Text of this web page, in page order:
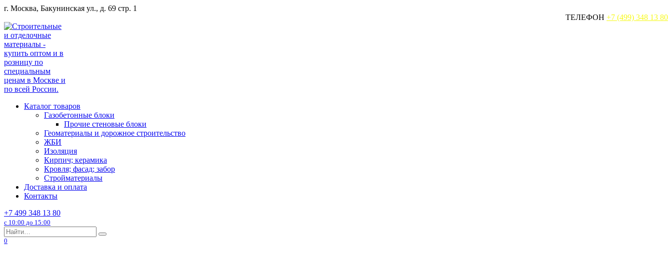
Перейти
содержанию
г. Москва, Бакунинская ул., д. 69 стр. 1
ТЕЛЕФОН +7 (499) 348 13 80
Каталог товаров
Газобетонные блоки
Прочие стеновые блоки
Геоматериалы и дорожное строительство
ЖБИ
Изоляция
Кирпич; керамика
Кровля; фасад; забор
Стройматериалы
Доставка и оплата
Контакты
+7 499 348 13 80
с 10:00 до 15:00
Search
for:
0